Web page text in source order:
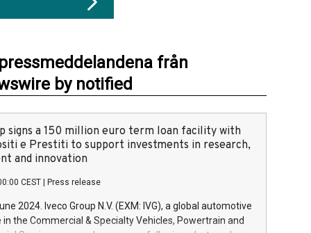
från
by notified
signs a 150 million euro term loan facility with
e Prestiti to support investments in research,
and innovation
CEST Press release
2024. Iveco Group N.V. (EXM: IVG), a global automotive
in the Commercial & Specialty Vehicles, Powertrain and